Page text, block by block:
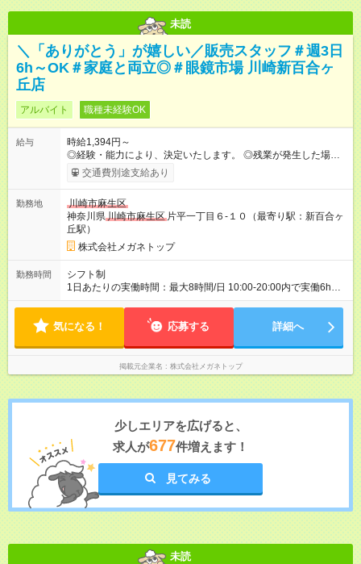
未読
＼「ありがとう」が嬉しい／販売スタッフ＃週3日
6h～OK＃家庭と両立◎＃眼鏡市場 川崎新百合ヶ
丘店
アルバイト 職種未経験OK
給与
時給1,394円～
◎経験・能力により、決定いたします。 ◎残業が発生した場合
は、1分単位で時間外手当を支給します。 【試用期間】試用期間
あり 試用期間の長さ：3ヶ月 雇用形態、給与は本採用時と同じ
交通費別途支給あり
勤務地
川崎市麻生区
神奈川県川崎市麻生区 片平一丁目６-１０（最寄り駅：新百合ヶ
丘駅）
株式会社メガネトップ
勤務時間
シフト制
1日あたりの実働時間：最大8時間/日 10:00-20:00内で実働6h
※1日6h以上、 土日含む週3日以上勤務できる方 （シフト例） パ
ワーク不可
気になる！ 応募する 詳細へ
掲載元企業名 株式会社メガネトップ
少しエリアを広げると、
求人が677件増えます！
見てみる
未読